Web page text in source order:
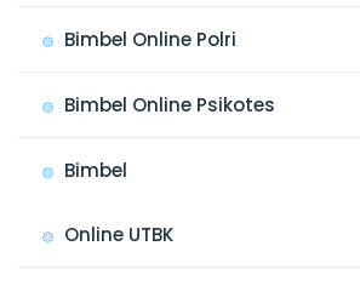
Bimbel Online Polri
Bimbel Online Psikotes
Bimbel
Online UTBK